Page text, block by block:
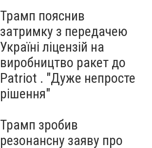
Трамп пояснив
затримку з передачею
Україні ліцензій на
виробництво ракет до
Patriot . "Дуже непросте
рішення"
Трамп зробив
резонансну заяву про